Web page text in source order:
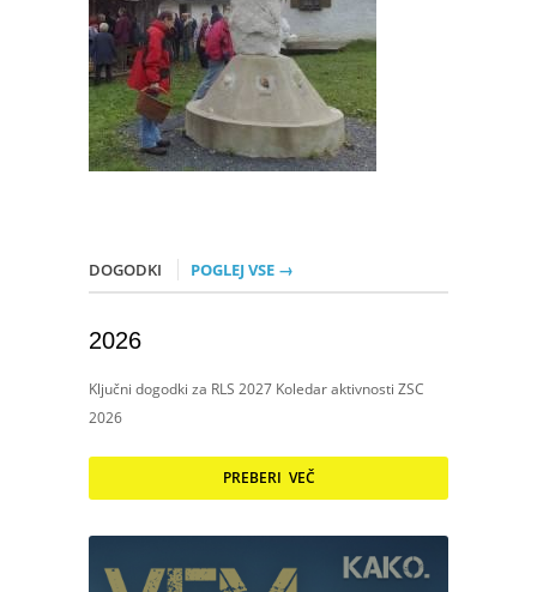
DOGODKI POGLEJ VSE →
2026
Ključni dogodki za RLS 2027 Koledar aktivnosti ZSC
2026
PREBERI VEČ